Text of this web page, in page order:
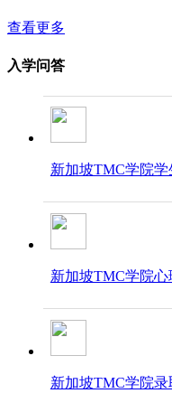
查看更多
入学问答
新加坡TMC学院学
新加坡TMC学院
新加坡TMC学院录